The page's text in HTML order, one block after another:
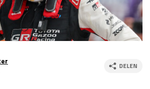
za 13:00 - 15:00
DELEN